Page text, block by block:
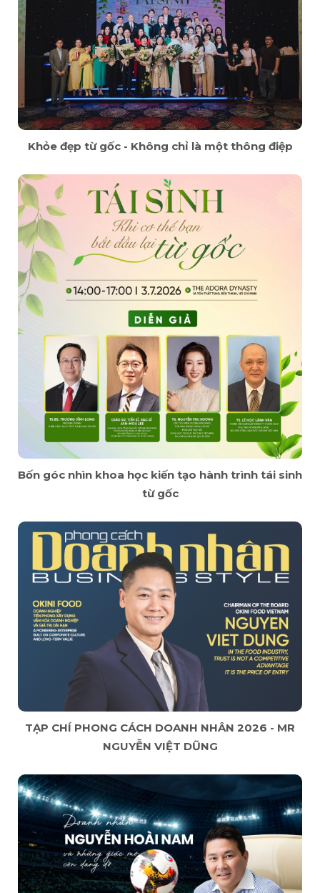
Khỏe đẹp từ gốc - Không chỉ là một thông điệp
Bốn góc nhìn khoa học kiến tạo hành trình tái sinh
từ gốc
TẠP CHÍ PHONG CÁCH DOANH NHÂN 2026 - MR
NGUYỄN VIỆT DŨNG